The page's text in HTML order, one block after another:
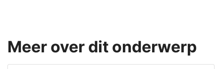
Meer over dit onderwerp